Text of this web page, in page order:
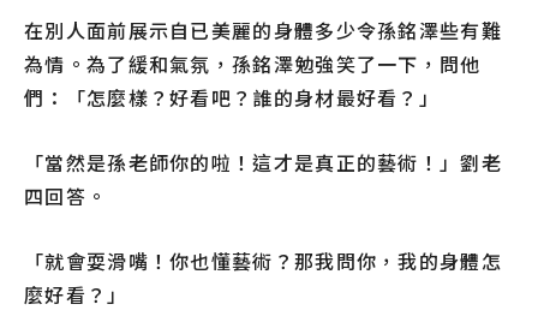
在別人面前展示自已美麗的身體多少令孫銘澤些有難
為情。為了緩和氣氛，孫銘澤勉強笑了一下，問他
們：「怎麼樣？好看吧？誰的身材最好看？」
「當然是孫老師你的啦！這才是真正的藝術！」劉老
四回答。
「就會耍滑嘴！你也懂藝術？那我問你，我的身體怎
麼好看？」